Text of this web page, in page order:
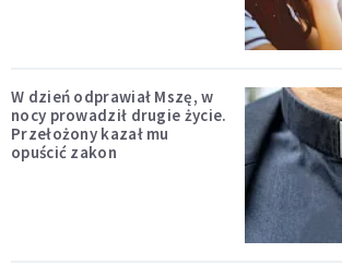
W dzień odprawiał Mszę, w
nocy prowadził drugie życie.
Przełożony kazał mu
opuścić zakon